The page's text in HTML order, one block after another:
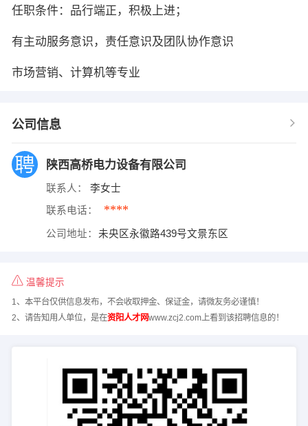
任职条件：品行端正，积极上进；
有主动服务意识，责任意识及团队协作意识
市场营销、计算机等专业
公司信息
陕西高桥电力设备有限公司
联系人： 李女士
联系电话： ****
公司地址： 未央区永徽路439号文景东区
温馨提示
1、本平台仅供信息发布，不会收取押金、保证金，请微友务必谨慎！
2、请告知用人单位，是在资阳人才网www.zcj2.com上看到该招聘信息的！